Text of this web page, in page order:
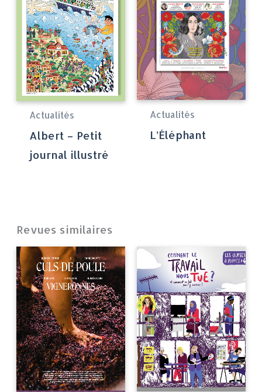
Actualités
Albert – Petit
journal illustré
Actualités
L’Éléphant
Revues similaires